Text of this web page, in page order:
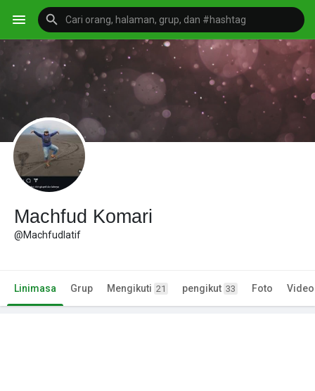
Machfud Komari
@Machfudlatif
Linimasa Grup Mengikuti 21 pengikut 33 Foto Video